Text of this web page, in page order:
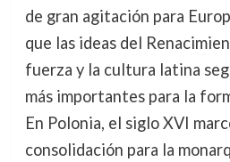
de gran agitación para
que las ideas del
fuerza y la cultura latina
más importantes para la
En Polonia, el siglo XVI
consolidación para la